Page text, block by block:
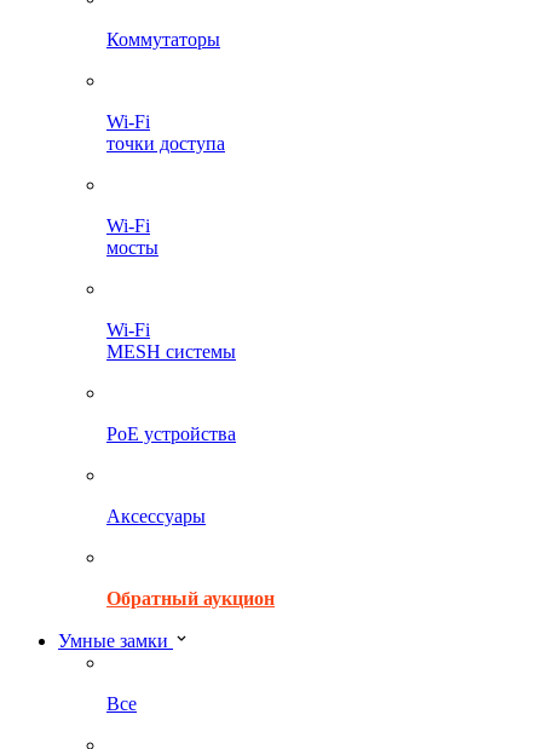
Коммутаторы
Wi-Fi
точки доступа
Wi-Fi
мосты
Wi-Fi
MESH системы
PoE устройства
Аксессуары
Обратный аукцион
Умные замки
Все